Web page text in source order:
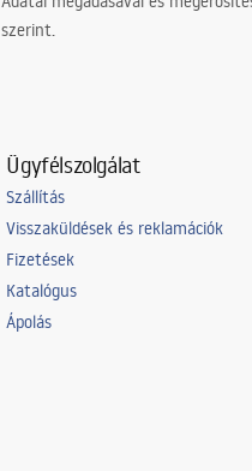
szerint.
Ügyfélszolgálat
Szállítás
Visszaküldések és reklamációk
Fizetések
Katalógus
Ápolás